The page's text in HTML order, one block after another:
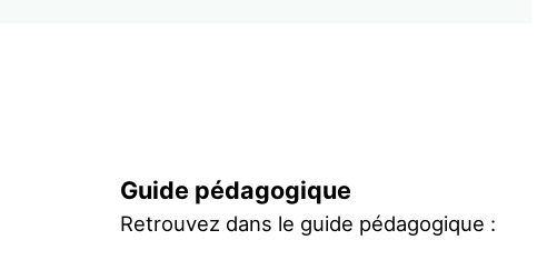
Guide pédagogique
Retrouvez dans le guide pédagogique :